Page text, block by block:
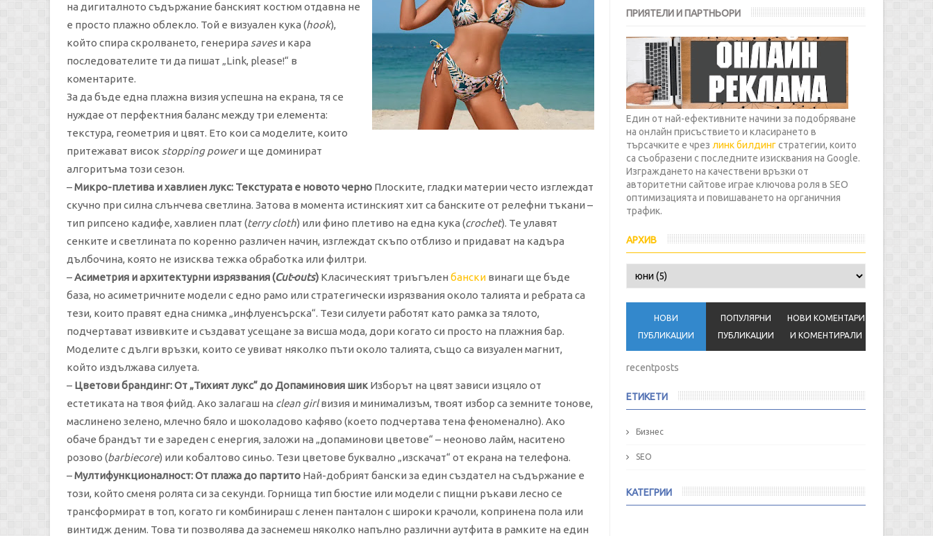
на дигиталното съдържание банският костюм отдавна не
е просто плажно облекло. Той е визуален кука (hook),
който спира скролването, генерира savesи кара
последователите ти да пишат „Link, please!“ в
коментарите.
За да бъде една плажна визия успешна на екрана, тя се
нуждае от перфектния баланс между три елемента:
текстура, геометрия и цвят. Ето кои са моделите, които
притежават висок stopping powerи ще доминират
алгоритъма този сезон.
–Микро-плетива и хавлиен лукс: Текстурата е новото черно Плоските, гладки материи често изглеждат
скучно при силна слънчева светлина. Затова в момента истинският хит са банските от релефни тъкани –
тип рипсено кадифе, хавлиен плат (terry cloth) или фино плетиво на една кука (crochet). Те улавят
сенките и светлината по коренно различен начин, изглеждат скъпо отблизо и придават на кадъра
дълбочина, която не изисква тежка обработка или филтри.
–Асиметрия и архитектурни изрязвания (Cut-outs) Класическият триъгълен бански винаги ще бъде
база, но асиметричните модели с едно рамо или стратегически изрязвания около талията и ребрата са
тези, които правят една снимка „инфлуенсърска“. Тези силуети работят като рамка за тялото,
подчертават извивките и създават усещане за висша мода, дори когато си просто на плажния бар.
Моделите с дълги връзки, които се увиват няколко пъти около талията, също са визуален магнит,
който издължава силуета.
– Цветови брандинг: От „Тихият лукс“ до Допаминовия шик Изборът на цвят зависи изцяло от
естетиката на твоя фийд. Ако залагаш на clean girlвизия и минимализъм, твоят избор са земните тонове,
маслинено зелено, млечно бяло и шоколадово кафяво (което подчертава тена феноменално). Ако
обаче брандът ти е зареден с енергия, заложи на „допаминови цветове“ – неоново лайм, наситено
розово (barbiecore) или кобалтово синьо. Тези цветове буквално „изскачат“ от екрана на телефона.
–Мултифункционалност: От плажа до партито Най-добрият бански за един създател на съдържание е
този, който сменя ролята си за секунди. Горнища тип бюстие или модели с пищни ръкави лесно се
трансформират в топ, когато ги комбинираш с ленен панталон с широки крачоли, копринена пола или
винтидж деним. Това ти позволява да заснемеш няколко напълно различни аутфита в рамките на един
ПРИЯТЕЛИ И ПАРТНЬОРИ
Един от най-ефективните начини за подобряване
на онлайн присъствието и класирането в
търсачките е чрез линк билдингстратегии, които
са съобразени с последните изисквания на Google.
Изграждането на качествени връзки от
авторитетни сайтове играе ключова роля в SEO
оптимизацията и повишаването на органичния
трафик.
АРХИВ
НОВИ
ПУБЛИКАЦИИ
ПОПУЛЯРНИ
ПУБЛИКАЦИИ
НОВИ КОМЕНТАРИ
И КОМЕНТИРАЛИ
recentposts
ЕТИКЕТИ
Бизнес
SEO
КАТЕГРИИ